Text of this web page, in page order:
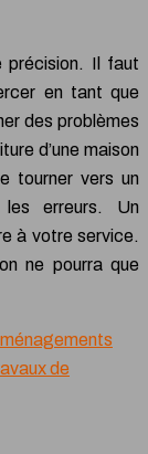
précision. Il faut
en tant que
des problèmes
d’une maison
tourner vers un
les erreurs. Un
à votre service.
ne pourra que
de